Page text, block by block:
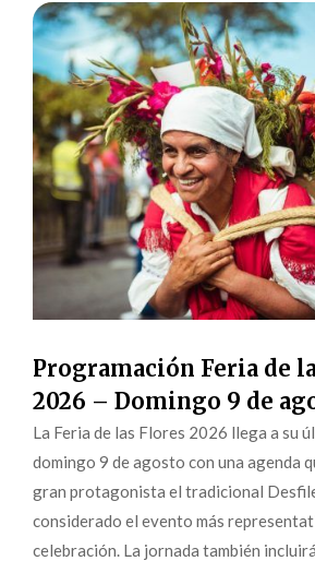
Programación Feria de
2026 – Domingo 9 de
La Feria de las Flores 2026 llega a su
domingo 9 de agosto con una agenda
gran protagonista el tradicional
considerado el evento más
celebración. La jornada también